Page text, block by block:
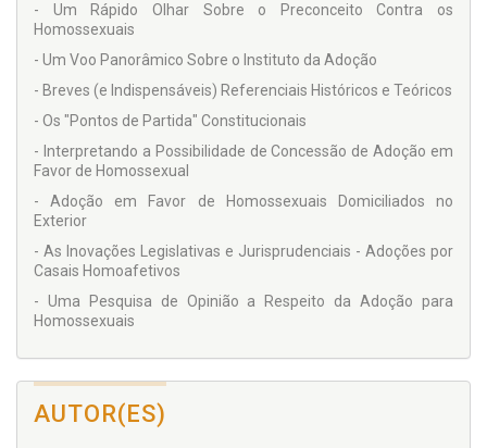
- Um Rápido Olhar Sobre o Preconceito Contra os
Homossexuais
- Um Voo Panorâmico Sobre o Instituto da Adoção
- Breves (e Indispensáveis) Referenciais Históricos e Teóricos
- Os "Pontos de Partida" Constitucionais
- Interpretando a Possibilidade de Concessão de Adoção em
Favor de Homossexual
- Adoção em Favor de Homossexuais Domiciliados no
Exterior
- As Inovações Legislativas e Jurisprudenciais - Adoções por
Casais Homoafetivos
- Uma Pesquisa de Opinião a Respeito da Adoção para
Homossexuais
AUTOR(ES)